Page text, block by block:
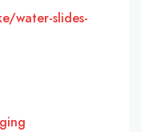
water-slides-